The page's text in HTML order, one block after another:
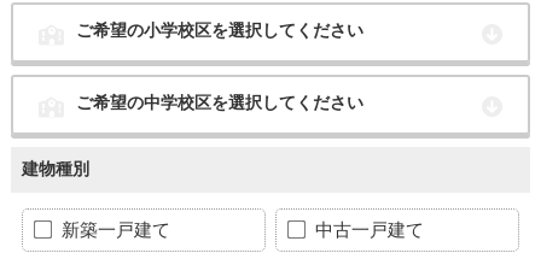
ご希望の小学校区を選択してください
ご希望の中学校区を選択してください
建物種別
新築一戸建て 中古一戸建て